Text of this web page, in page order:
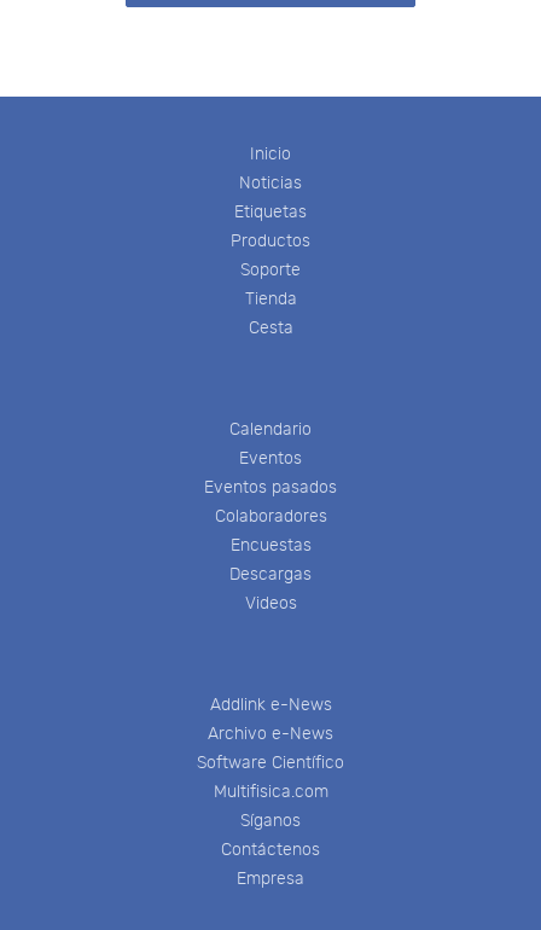
Inicio
Noticias
Etiquetas
Productos
Soporte
Tienda
Cesta
Calendario
Eventos
Eventos pasados
Colaboradores
Encuestas
Descargas
Videos
Addlink e-News
Archivo e-News
Software Científico
Multifisica.com
Síganos
Contáctenos
Empresa